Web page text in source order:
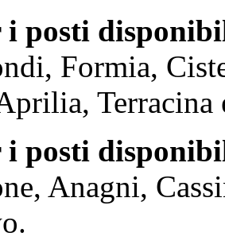
i posti
Formia,
Terracina
i posti
Anagni,